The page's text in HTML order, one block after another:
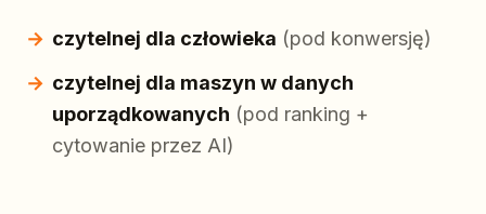
czytelnej dla człowieka (pod konwersję)
czytelnej dla maszyn w danych
uporządkowanych (pod ranking +
cytowanie przez AI)